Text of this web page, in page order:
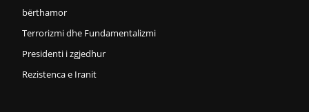
bërthamor
Terrorizmi dhe Fundamentalizmi
Presidenti i zgjedhur
Rezistenca e Iranit